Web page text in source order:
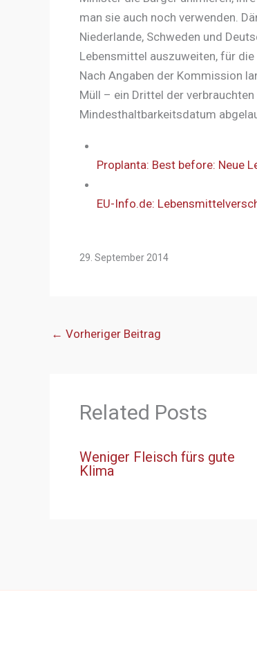
man sie auch noch verwenden.
Niederlande, Schweden und
Lebensmittel auszuweiten, für
Nach Angaben der Kommission
Müll – ein Drittel der
Mindesthaltbarkeitsdatum
Proplanta: Best before: Neue
EU-Info.de:
29. September 2014
← Vorheriger Beitrag
Related Posts
Weniger Fleisch fürs gute
Klima